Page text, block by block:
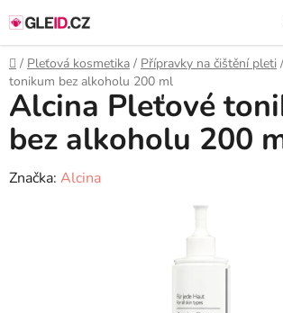
na
obsah
Domů
/ Pleťová kosmetika / Přípravky na čištění pleti /
tonikum bez alkoholu 200 ml
Alcina Pleťové
bez alkoholu 200
Značka: Alcina